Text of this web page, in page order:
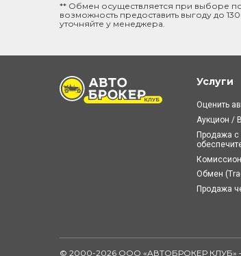
** Обмен осуществляется при выборе
возможность предоставить выгоду до
уточняйте у менеджера.
Услуги
Оценить
Аукцион /
Продажа с
Обмен
Продажа
© 2000-2026 ООО «АВТОБРОКЕР КЛУБ»